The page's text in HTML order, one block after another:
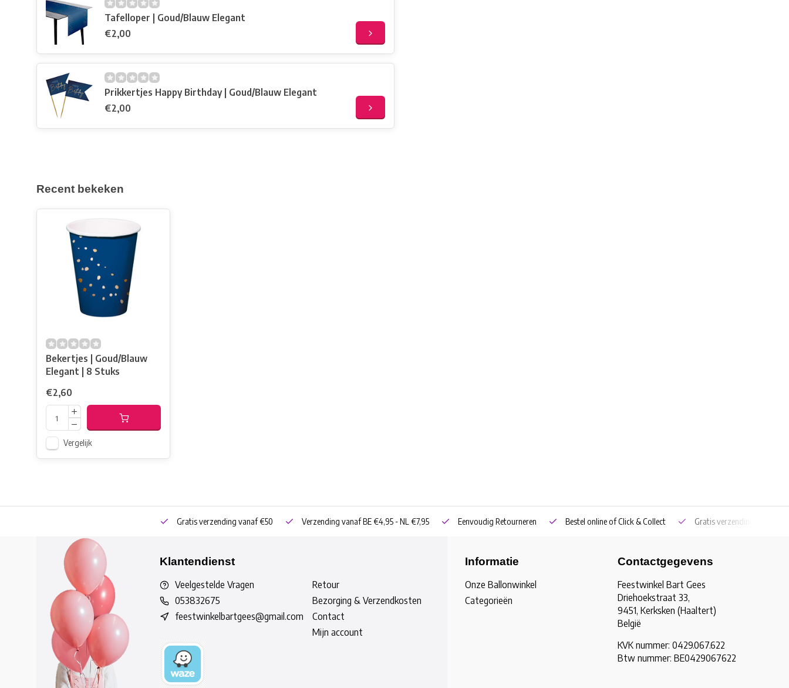
Tafelloper | Goud/Blauw Elegant
€2,00
Prikkertjes Happy Birthday | Goud/Blauw Elegant
€2,00
Recent bekeken
Bekertjes | Goud/Blauw
Elegant | 8 Stuks
€2,60
Vergelijk
Gratis verzending vanaf €50 Verzending vanaf BE €4,95 - NL €7,95 Eenvoudig Retourneren Bestel online of Click & Collect Gratis verzending vanaf
Klantendienst
Veelgestelde Vragen
053832675
feestwinkelbartgees@gmail.com
Retour
Bezorging & Verzendkosten
Contact
Mijn account
Informatie
Onze Ballonwinkel
Categorieën
Contactgegevens
Feestwinkel Bart Gees
Driehoekstraat 33,
9451, Kerksken (Haaltert)
België
KVK nummer: 0429.067.622
Btw nummer: BE0429067622